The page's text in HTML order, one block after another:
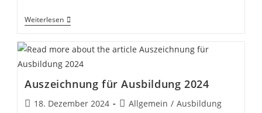
WeiterlesenSportbootführerschein
Binnen
Auszeichnung für Ausbildung 2024
Beitrag
18. Dezember 2024
Beitrags-
Allgemein / Ausbildung